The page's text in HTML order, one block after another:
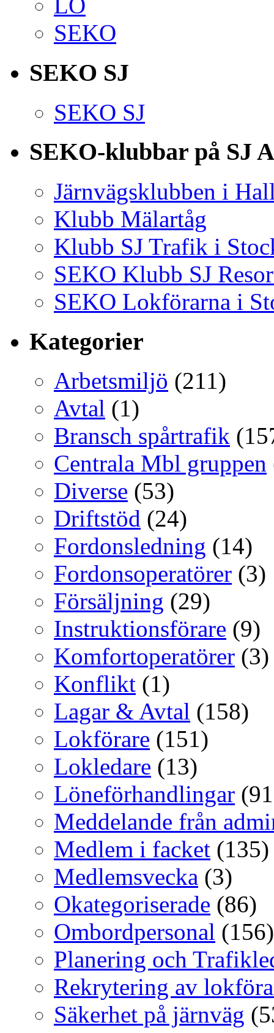
SEKO
SEKO SJ
SEKO SJ
SEKO-klubbar på SJ
Järnvägsklubben i
Klubb Mälartåg
Klubb SJ Trafik i
SEKO Klubb SJ
SEKO Lokförarna i
Kategorier
Arbetsmiljö (211)
Avtal (1)
Bransch spårtrafik
Centrala Mbl gruppen
Diverse (53)
Driftstöd (24)
Fordonsledning (14)
Fordonsoperatörer (3)
Försäljning (29)
Instruktionsförare (9)
Komfortoperatörer (3)
Konflikt (1)
Lagar & Avtal (158)
Lokförare (151)
Lokledare (13)
Löneförhandlingar
Meddelande från
Medlem i facket (135)
Medlemsvecka (3)
Okategoriserade (86)
Ombordpersonal (156)
Planering och
Rekrytering av
Säkerhet på järnväg